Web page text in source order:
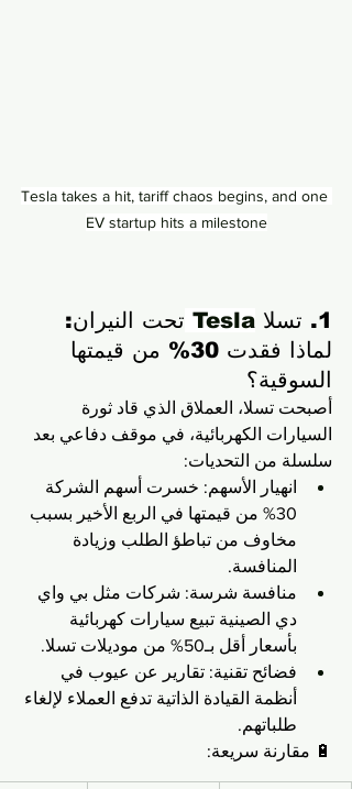
Tesla takes a hit, tariff chaos begins, and one
EV startup hits a milestone
1. تسلا Tesla تحت النيران:
لماذا فقدت 30% من قيمتها
السوقية؟
أصبحت تسلا، العملاق الذي قاد ثورة
السيارات الكهربائية، في موقف دفاعي بعد
سلسلة من التحديات:
انهيار الأسهم: خسرت أسهم الشركة
30% من قيمتها في الربع الأخير بسبب
مخاوف من تباطؤ الطلب وزيادة
المنافسة.
منافسة شرسة: شركات مثل بي واي
دي الصينية تبيع سيارات كهربائية
بأسعار أقل بـ50% من موديلات تسلا.
فضائح تقنية: تقارير عن عيوب في
أنظمة القيادة الذاتية تدفع العملاء لإلغاء
طلباتهم.
🔋 مقارنة سريعة: